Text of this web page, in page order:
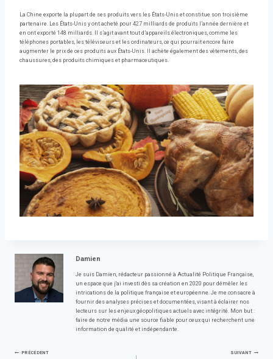
La Chine exporte la plupart de ses produits vers les États-Unis et constitue son troisième
partenaire. Les États-Unis y ont acheté pour 427 milliards de produits l’année dernière et
en ont exporté 148 milliards. Il s’agit avant tout d’appareils électroniques, comme les
téléphones portables, les téléviseurs et les ordinateurs, ce qui pourrait encore faire
augmenter le prix de ces produits aux États-Unis. Il achète également des vêtements, des
chaussures, des produits chimiques et pharmaceutiques.
Damien
Je suis Damien, rédacteur passionné à Actualité Politique Française,
un espace que j'ai investi dès sa création en 2020 pour démêler les
intrications de la politique française et européenne. Je me consacre à
fournir des analyses précises et documentées, visant à éclairer nos
lecteurs sur les enjeux géopolitiques actuels avec intégrité. Mon but :
faire de notre média une source fiable pour ceux qui recherchent une
information de qualité et indépendante.
PRÉCÉDENT SUIVANT